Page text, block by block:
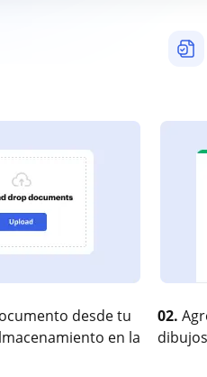
desde tu
en la
02.